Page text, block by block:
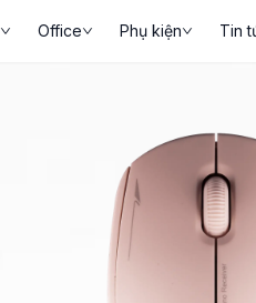
Office Phụ kiện Tin